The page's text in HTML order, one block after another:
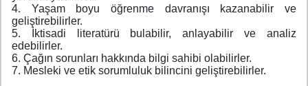
4. Yaşam boyu öğrenme davranışı kazanabilir ve
geliştirebilirler.
5. İktisadi literatürü bulabilir, anlayabilir ve analiz
edebilirler.
6. Çağın sorunları hakkında bilgi sahibi olabilirler.
7. Mesleki ve etik sorumluluk bilincini geliştirebilirler.